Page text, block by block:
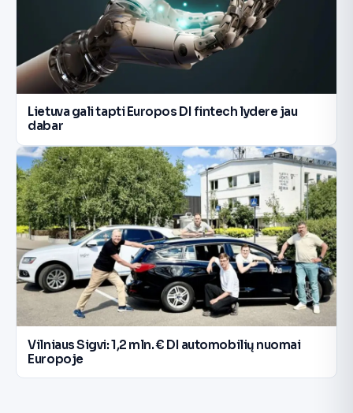
Lietuva gali tapti Europos DI fintech lydere jau
dabar
Vilniaus Sigvi: 1,2 mln. € DI automobilių nuomai
Europoje